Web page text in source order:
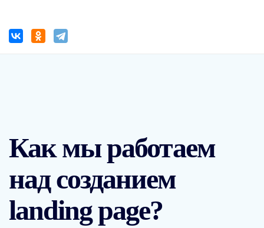
Как мы работаем
над созданием
landing page?